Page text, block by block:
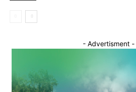
- Advertisment -